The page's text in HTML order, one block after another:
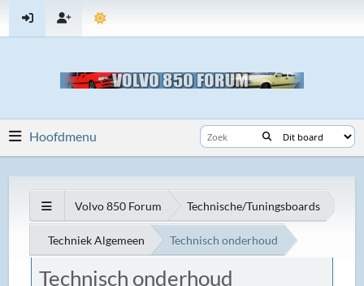
Hoofdmenu
Volvo 850 Forum Technische/Tuningsboards
Techniek Algemeen Technisch onderhoud
Technisch onderhoud